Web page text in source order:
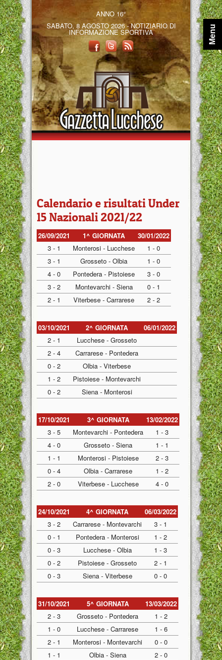
ANNO 16°
SABATO, 8 AGOSTO 2026 - NOTIZIARIO DI
INFORMAZIONE SPORTIVA
Calendario e risultati Under
15 Nazionali 2021/22
26/09/2021 1^ GIORNATA
30/01/2022
3 - 1
Monterosi - Lucchese
1 - 0
3 - 1
Grosseto - Olbia
1 - 0
4 - 0
Pontedera - Pistoiese
3 - 0
3 - 2
Montevarchi - Siena
0 - 1
2 - 1
Viterbese - Carrarese 2 - 2
03/10/2021 2^ GIORNATA
06/01/2022
2 - 1
Lucchese - Grosseto
2 - 4
Carrarese - Pontedera
0 - 2
Olbia - Viterbese
1 - 2
Pistoiese - Montevarchi
0 - 2
Siena - Monterosi
17/10/2021 3^ GIORNATA
13/02/2022
3 - 5
Montevarchi - Pontedera
1 - 3
4 - 0
Grosseto - Siena
1 - 1
1 - 1
Monterosi - Pistoiese
2 - 3
0 - 4
Olbia - Carrarese
1 - 2
2 - 0
Viterbese - Lucchese 4 - 0
24/10/2021 4^ GIORNATA
06/03/2022
3 - 2
Carrarese - Montevarchi
3 - 1
0 - 1
Pontedera - Monterosi
1 - 2
0 - 3
Lucchese - Olbia
1 - 3
0 - 2
Pistoiese - Grosseto
2 - 1
0 - 3
Siena - Viterbese 0 - 0
31/10/2021 5^ GIORNATA
13/03/2022
2 - 3
Grosseto - Pontedera
1 - 2
1 - 0
Lucchese - Carrarese
1 - 6
2 - 1
Monterosi - Montevarchi
0 - 0
1 - 1
Olbia - Siena
2 - 0
Menu